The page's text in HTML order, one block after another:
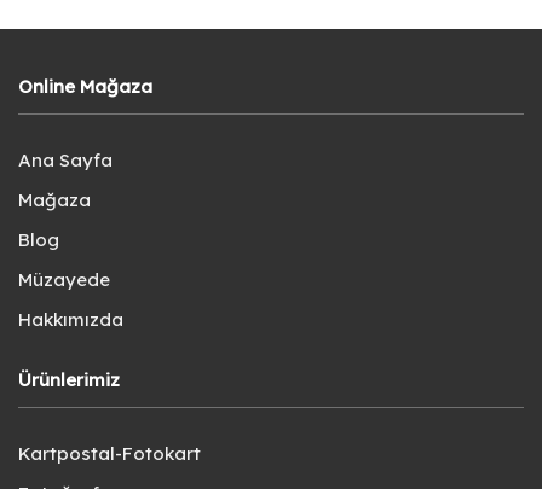
Online Mağaza
Ana Sayfa
Mağaza
Blog
Müzayede
Hakkımızda
Ürünlerimiz
Kartpostal-Fotokart